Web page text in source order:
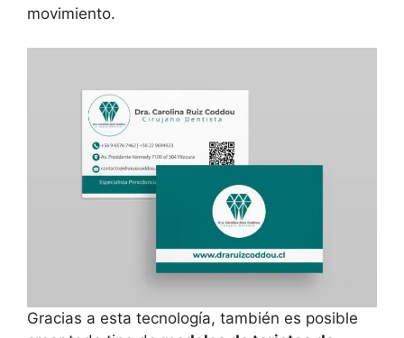
movimiento.
Gracias a esta tecnología, también es posible